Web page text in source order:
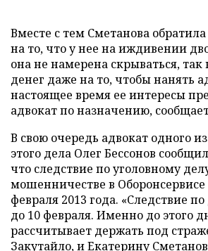
Вместе с тем Сметанова
на то, что у нее на иждивении
она не намерена скрываться, так
денег даже на то, чтобы нанять
настоящее время ее интересы
адвокат по назначению,
В свою очередь адвокат одного
этого дела Олег Бессонов сообщил
что следствие по уголовному
мошенничестве в
февраля 2013 года. «Следствие
до 10 февраля. Именно до этого
рассчитывает держать под
Закутайло, и Екатерину